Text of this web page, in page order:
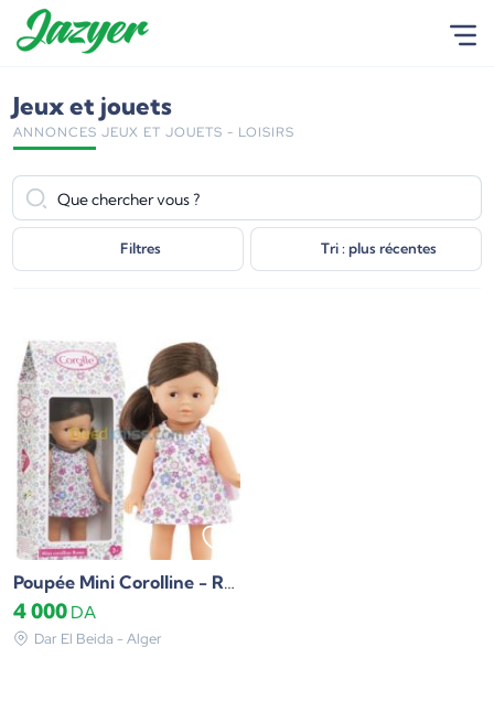
Jeux et jouets
ANNONCES JEUX ET JOUETS - LOISIRS
Filtres Tri : plus récentes
Poupée Mini Corolline - Romy Corolle
4 000 DA
Dar El Beida - Alger